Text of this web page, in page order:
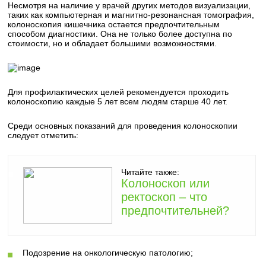
Несмотря на наличие у врачей других методов визуализации,
таких как компьютерная и магнитно-резонансная томография,
колоноскопия кишечника остается предпочтительным
способом диагностики. Она не только более доступна по
стоимости, но и обладает большими возможностями.
Для профилактических целей рекомендуется проходить
колоноскопию каждые 5 лет всем людям старше 40 лет.
Среди основных показаний для проведения колоноскопии
следует отметить:
Читайте также:
Колоноскоп или
ректоскоп – что
предпочтительней?
Подозрение на онкологическую патологию;